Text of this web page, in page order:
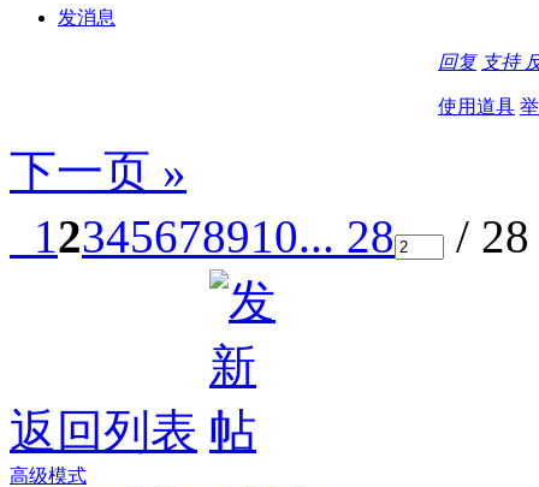
发消息
回复 支持
使用道具
下一页 »
12345678910... 28 /
返回列表
高级模式